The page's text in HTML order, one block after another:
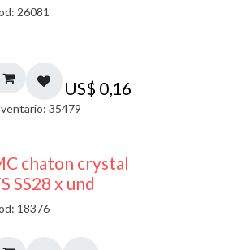
26081
US$ 0,16
35479
chaton crystal
SS28 x und
18376